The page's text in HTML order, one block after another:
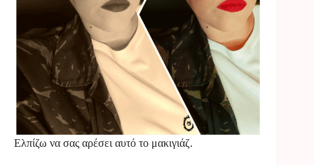
Ελπίζω να σας αρέσει αυτό το μακιγιάζ.